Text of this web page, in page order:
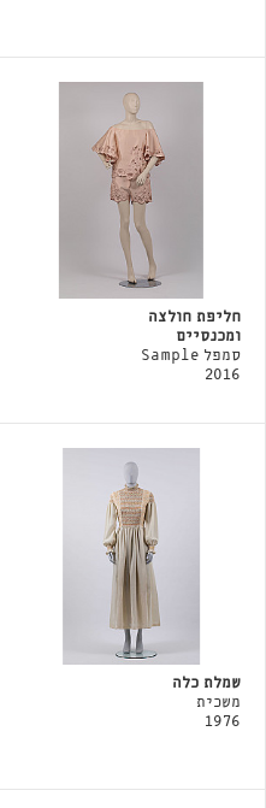
חליפת חולצה
ומכנסיים
סמפל Sample
2016
שמלת כלה
משכית
1976